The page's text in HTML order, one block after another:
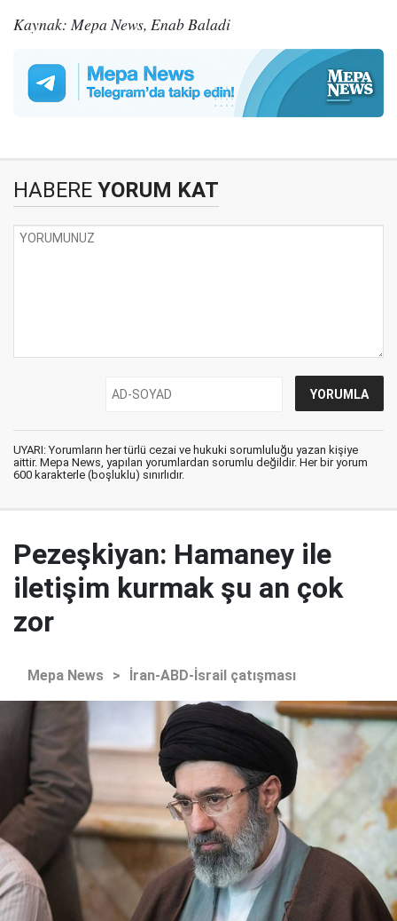
Kaynak: Mepa News, Enab Baladi
HABERE YORUM KAT
UYARI: Yorumların her türlü cezai ve hukuki sorumluluğu yazan kişiye
aittir. Mepa News, yapılan yorumlardan sorumlu değildir. Her bir yorum
600 karakterle (boşluklu) sınırlıdır.
Pezeşkiyan: Hamaney ile
iletişim kurmak şu an çok
zor
Mepa News > İran-ABD-İsrail çatışması